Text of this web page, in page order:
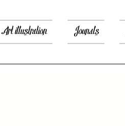
Art illustration Jounals